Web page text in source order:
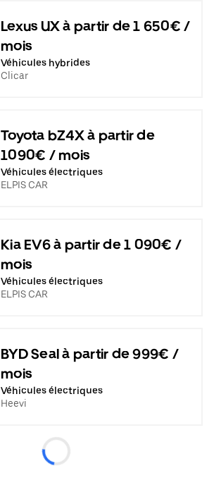
Lexus UX à partir de 1 650€ /
mois
Véhicules hybrides
Clicar
Toyota bZ4X à partir de
1090€ / mois
Véhicules électriques
ELPIS CAR
Kia EV6 à partir de 1 090€ /
mois
Véhicules électriques
ELPIS CAR
BYD Seal à partir de 999€ /
mois
Véhicules électriques
Heevi